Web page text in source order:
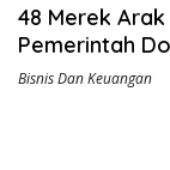
48 Merek
Pemerintah
dan Aman
Bisnis Dan Keuangan